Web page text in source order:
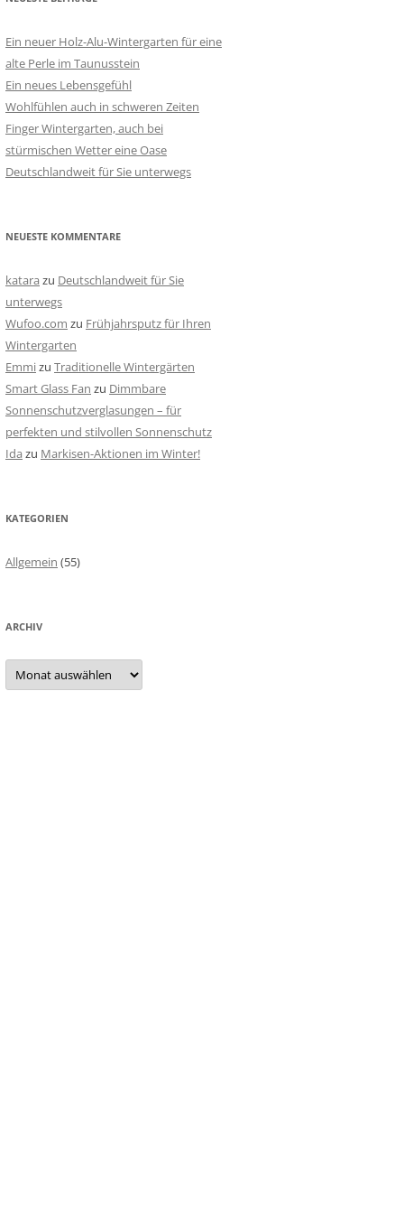
Ein neuer Holz-Alu-Wintergarten für eine
alte Perle im Taunusstein
Ein neues Lebensgefühl
Wohlfühlen auch in schweren Zeiten
Finger Wintergarten, auch bei
stürmischen Wetter eine Oase
Deutschlandweit für Sie unterwegs
NEUESTE KOMMENTARE
katara zu Deutschlandweit für Sie
unterwegs
Wufoo.com zu Frühjahrsputz für Ihren
Wintergarten
Emmizu Traditionelle Wintergärten
Smart Glass Fan zu Dimmbare
Sonnenschutzverglasungen – für
perfekten und stilvollen Sonnenschutz
Ida zu Markisen-Aktionen im Winter!
KATEGORIEN
Allgemein (55)
ARCHIV
A
c